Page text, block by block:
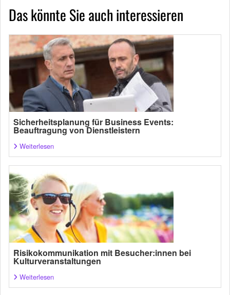
Das könnte Sie auch interessieren
Sicherheitsplanung für Business Events:
Beauftragung von Dienstleistern
Weiterlesen
Risikokommunikation mit Besucher:innen bei
Kulturveranstaltungen
Weiterlesen